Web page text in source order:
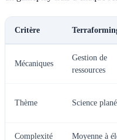
Critère
Mécaniques
Gestion de
ressources
Thème Science
Complexité Moyenne à